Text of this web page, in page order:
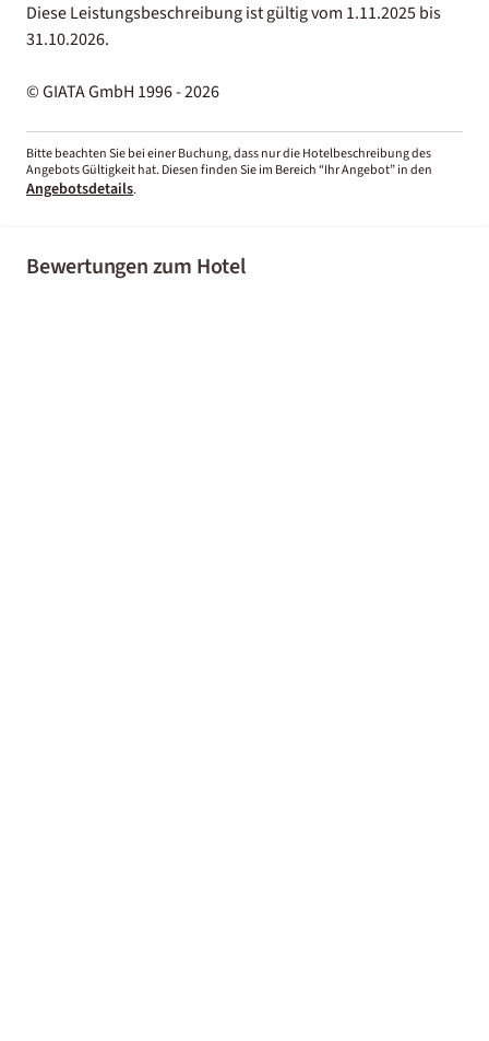
Diese Leistungsbeschreibung ist gültig vom 1.11.2025 bis
31.10.2026.
© GIATA GmbH 1996 - 2026
Bitte beachten Sie bei einer Buchung, dass nur die Hotelbeschreibung des
Angebots Gültigkeit hat. Diesen finden Sie im Bereich “Ihr Angebot” in den
Angebotsdetails.
Bewertungen zum Hotel